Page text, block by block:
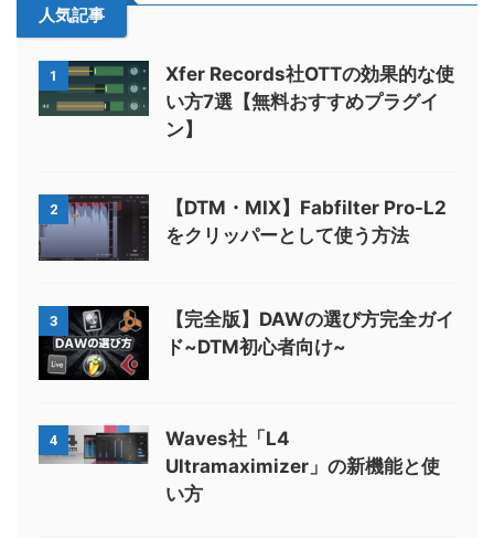
人気記事
1
Xfer Records社OTTの効果的な使
い方7選【無料おすすめプラグイ
ン】
2
【DTM・MIX】Fabfilter Pro-L2
をクリッパーとして使う方法
3
【完全版】DAWの選び方完全ガイ
ド~DTM初心者向け~
4
Waves社「L4
Ultramaximizer」の新機能と使
い方